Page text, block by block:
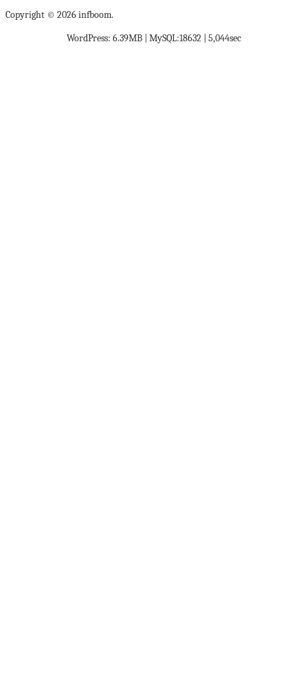
Copyright © 2026 infboom.
WordPress: 6.39MB | MySQL:18632 | 5,044sec